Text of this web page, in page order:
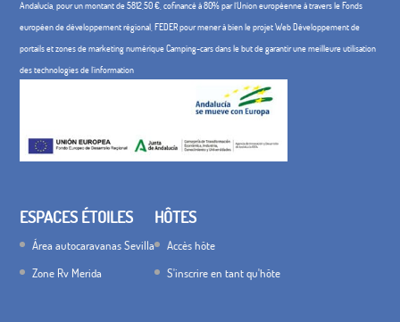
Andalucía, pour un montant de 5812,50 €, cofinancé à 80% par l'Union européenne à travers le Fonds
européen de développement régional, FEDER pour mener à bien le projet Web Développement de
portails et zones de marketing numérique Camping-cars dans le but de garantir une meilleure utilisation
des technologies de l'information
ESPACES ÉTOILES
Área autocaravanas Sevilla
Zone Rv Merida
HÔTES
Accès hôte
S'inscrire en tant qu'hôte